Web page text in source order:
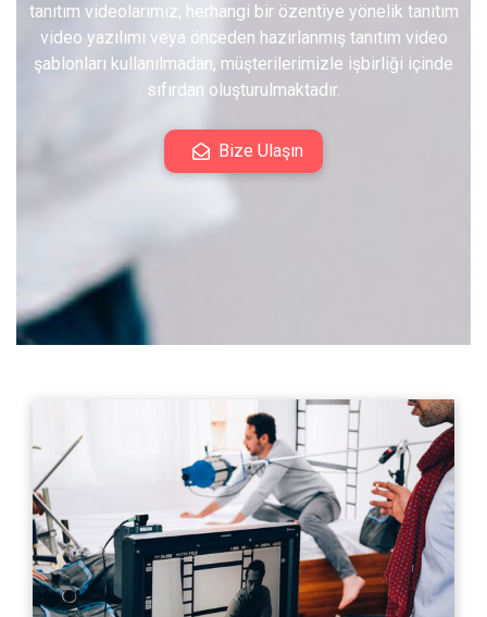
tanıtım videolarımız, herhangi bir özentiye yönelik tanıtım
video yazılımı veya önceden hazırlanmış tanıtım video
şablonları kullanılmadan, müşterilerimizle işbirliği içinde
sıfırdan oluşturulmaktadır.
Bize Ulaşın